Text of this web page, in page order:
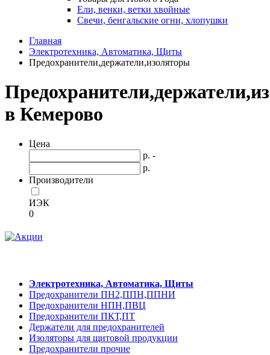
Ели, венки, ветки хвойные
Свечи, бенгальские огни, хлопушки
Главная
Электротехника, Автоматика, Щиты
Предохранители,держатели,изоляторы
в Кемерово
Цена
р. -
р.
Производители
ИЭК
0
Электротехника, Автоматика, Щиты
Предохранители ПН2,ППН,ППНИ
Предохранители НПН,ПВЦ
Предохранители ПКТ,ПТ
Держатели для предохранителей
Изоляторы для щитовой продукции
Предохранители прочие